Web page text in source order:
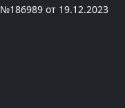
от 19.12.2023